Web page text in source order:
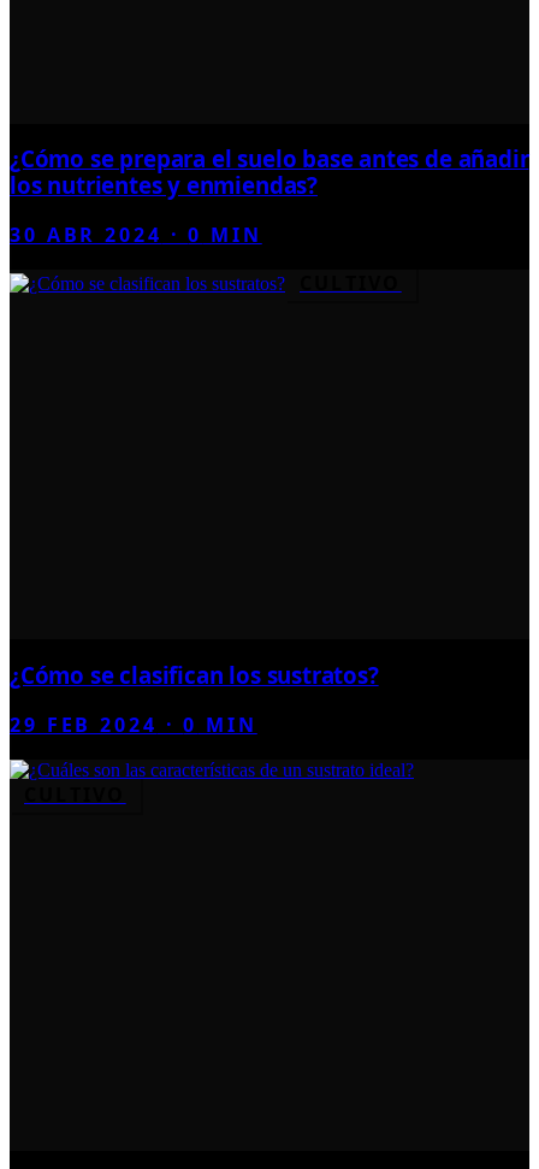
¿Cómo se prepara el suelo base antes de añadir
los nutrientes y enmiendas?
30 ABR 2024 ·0 MIN
¿Cómo se clasifican los sustratos?
29 FEB 2024 ·0 MIN